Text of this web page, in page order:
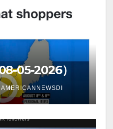
05-2026）
AMERICANNEWSDI